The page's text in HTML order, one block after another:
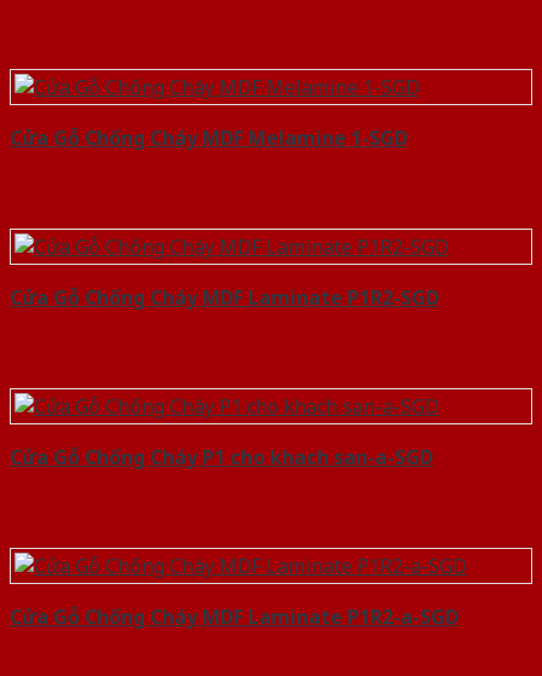
Cửa Gỗ Chống Cháy MDF Melamine 1-SGD
Cửa Gỗ Chống Cháy MDF Laminate P1R2-SGD
Cửa Gỗ Chống Cháy P1 cho khach san-a-SGD
Cửa Gỗ Chống Cháy MDF Laminate P1R2-a-SGD